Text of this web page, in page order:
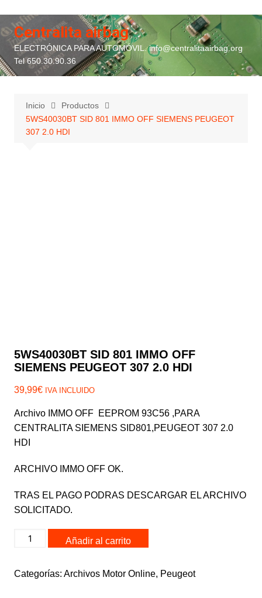
contenido
Centralita airbag
ELECTRÓNICA PARA AUTOMÓVIL. info@centralitaairbag.org
Tel 650.30.90.36
Inicio
Productos
5WS40030BT SID 801 IMMO OFF SIEMENS PEUGEOT
307 2.0 HDI
5WS40030BT SID 801 IMMO OFF
SIEMENS PEUGEOT 307 2.0 HDI
39,99€ IVA INCLUIDO
Archivo IMMO OFF EEPROM 93C56 ,PARA
CENTRALITA SIEMENS SID801,PEUGEOT 307 2.0
HDI
ARCHIVO IMMO OFF OK.
TRAS EL PAGO PODRAS DESCARGAR EL ARCHIVO
SOLICITADO.
5WS40030BT
IMMO
Añadir al carrito
Categorías: Archivos Motor Online, Peugeot